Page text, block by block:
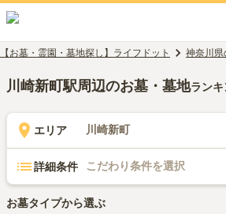
【お墓・霊園・墓地探し】ライフドット 神奈川県
川崎新町駅周辺のお墓・墓地ラン
エリア 川崎新町
詳細条件 こだわり条件を選択
お墓タイプから選ぶ